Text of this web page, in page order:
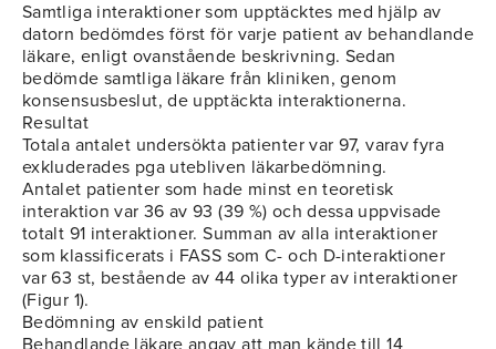
Samtliga interaktioner som upptäcktes med hjälp av
datorn bedömdes först för varje patient av behandlande
läkare, enligt ovanstående beskrivning. Sedan
bedömde samtliga läkare från kliniken, genom
konsensusbeslut, de upptäckta interaktionerna.
Resultat
Totala antalet undersökta patienter var 97, varav fyra
exkluderades pga utebliven läkarbedömning.
Antalet patienter som hade minst en teoretisk
interaktion var 36 av 93 (39 %) och dessa uppvisade
totalt 91 interaktioner. Summan av alla interaktioner
som klassificerats i FASS som C- och D-interaktioner
var 63 st, bestående av 44 olika typer av interaktioner
(Figur 1).
Bedömning av enskild patient